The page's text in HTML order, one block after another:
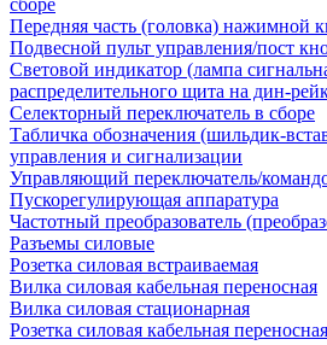
сборе
Передняя часть (головка) нажимной
Подвесной пульт управления/пост
Световой индикатор (лампа
распределительного щита на дин-
Селекторный переключатель в сборе
Табличка обозначения (шильдик-
управления и сигнализации
Управляющий переключатель/
Пускорегулирующая аппаратура
Частотный преобразователь
Разъемы силовые
Розетка силовая встраиваемая
Вилка силовая кабельная переносная
Вилка силовая стационарная
Розетка силовая кабельная переносная